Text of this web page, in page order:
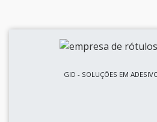
GID - SOLUÇÕES EM